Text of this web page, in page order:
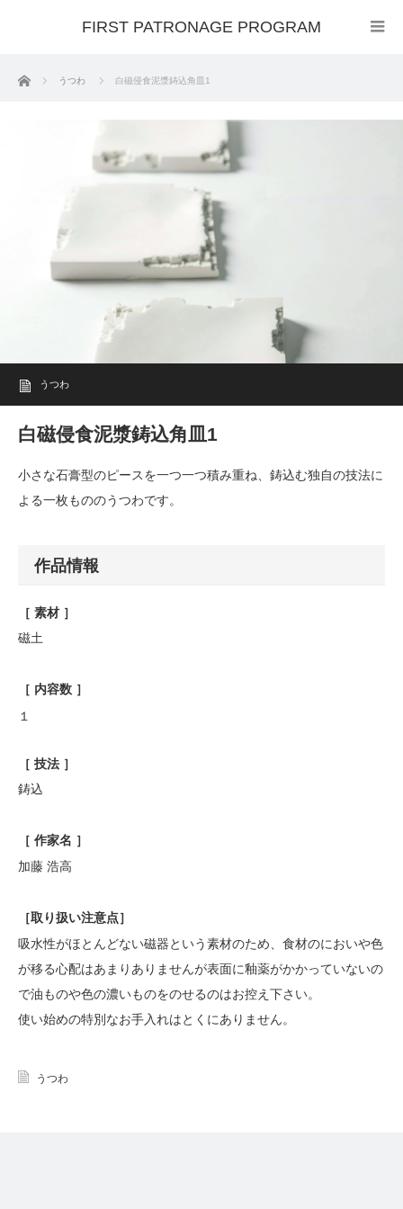
FIRST PATRONAGE PROGRAM
ホーム うつわ 白磁侵食泥漿鋳込角皿1
うつわ
白磁侵食泥漿鋳込角皿1
小さな石膏型のピースを一つ一つ積み重ね、鋳込む独自の技法に
よる一枚もののうつわです。
作品情報
［ 素材 ］
磁土
［ 内容数 ］
１
［ 技法 ］
鋳込
［ 作家名 ］
加藤 浩高
［取り扱い注意点］
吸水性がほとんどない磁器という素材のため、食材のにおいや色
が移る心配はあまりありませんが表面に釉薬がかかっていないの
で油ものや色の濃いものをのせるのはお控え下さい。
使い始めの特別なお手入れはとくにありません。
うつわ